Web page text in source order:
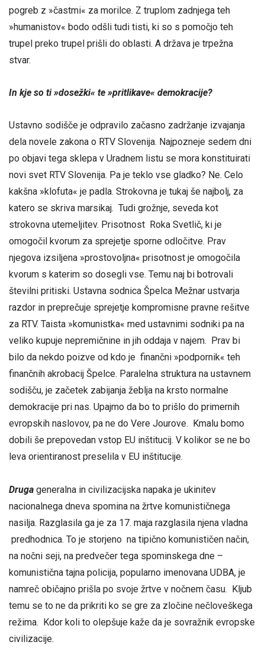
pogreb z »častmi« za morilce. Z truplom zadnjega teh
»humanistov« bodo odšli tudi tisti, ki so s pomočjo teh
trupel preko trupel prišli do oblasti. A država je trpežna
stvar.
In kje so ti »dosežki« te »pritlikave« demokracije?
Ustavno sodišče je odpravilo začasno zadržanje izvajanja
dela novele zakona o RTV Slovenija. Najpozneje sedem dni
po objavi tega sklepa v Uradnem listu se mora konstituirati
novi svet RTV Slovenija. Pa je teklo vse gladko? Ne. Celo
kakšna »klofuta« je padla. Strokovna je tukaj še najbolj, za
katero se skriva marsikaj. Tudi grožnje, seveda kot
strokovna utemeljitev. Prisotnost Roka Svetlič, ki je
omogočil kvorum za sprejetje sporne odločitve. Prav
njegova izsiljena »prostovoljna« prisotnost je omogočila
kvorum s katerim so dosegli vse. Temu naj bi botrovali
številni pritiski. Ustavna sodnica Špelca Mežnar ustvarja
razdor in preprečuje sprejetje kompromisne pravne rešitve
za RTV. Taista »komunistka« med ustavnimi sodniki pa na
veliko kupuje nepremičnine in jih oddaja v najem. Prav bi
bilo da nekdo poizve od kdo je finančni »podpornik« teh
finančnih akrobacij Špelce. Paralelna struktura na ustavnem
sodišču, je začetek zabijanja žeblja na krsto normalne
demokracije pri nas. Upajmo da bo to prišlo do primernih
evropskih naslovov, pa ne do Vere Jourove. Kmalu bomo
dobili še prepovedan vstop EU inštitucij. V kolikor se ne bo
leva orientiranost preselila v EU inštitucije.
Druga generalna in civilizacijska napaka je ukinitev
nacionalnega dneva spomina na žrtve komunističnega
nasilja. Razglasila ga je za 17. maja razglasila njena vladna
predhodnica. To je storjeno na tipično komunističen način,
na nočni seji, na predvečer tega spominskega dne –
komunistična tajna policija, popularno imenovana UDBA, je
namreč običajno prišla po svoje žrtve v nočnem času. Kljub
temu se to ne da prikriti ko se gre za zločine nečloveškega
režima. Kdor koli to olepšuje kaže da je sovražnik evropske
civilizacije.